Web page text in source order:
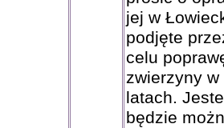
jej w
podjęte
celu
zwierzyny w
latach.
będzie